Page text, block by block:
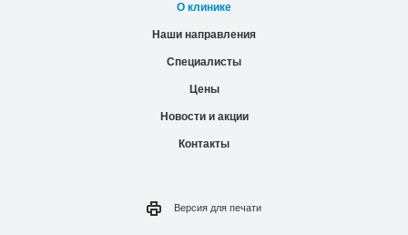
О клинике
Наши направления
Специалисты
Цены
Новости и акции
Контакты
Версия для печати